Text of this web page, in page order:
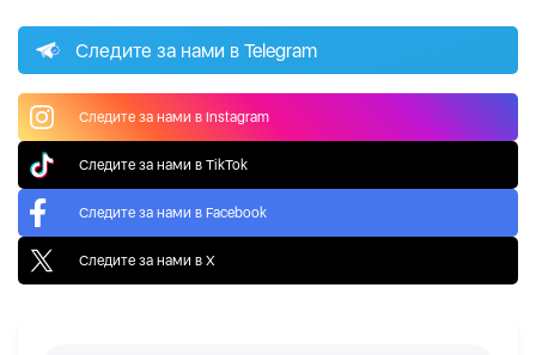
Следите за нами в Telegram
Следите за нами в Instagram
Следите за нами в TikTok
Следите за нами в Facebook
Следите за нами в X